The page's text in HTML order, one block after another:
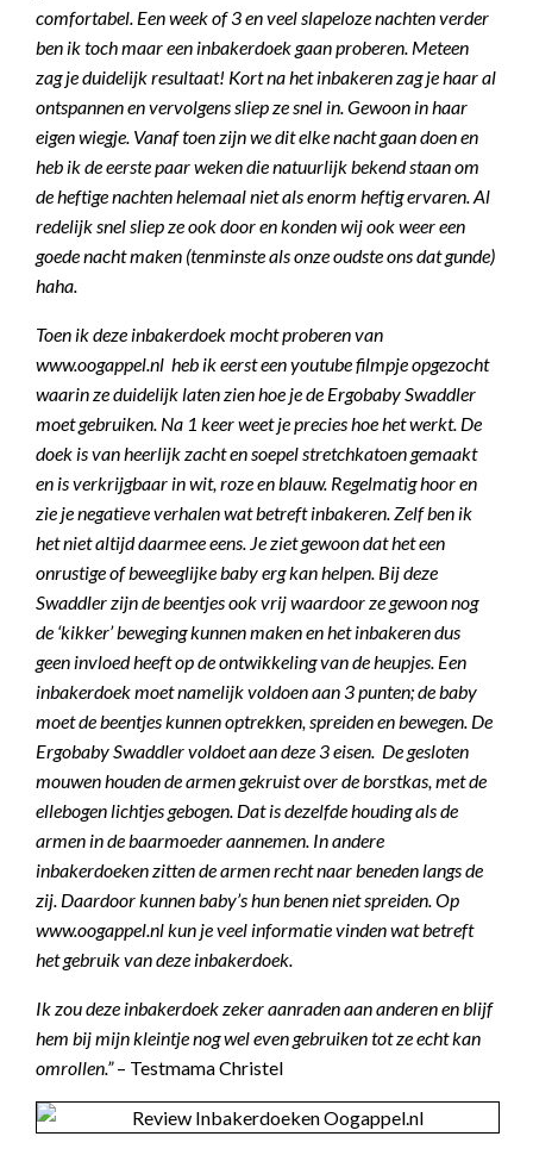
comfortabel. Een week of 3 en veel slapeloze nachten verder
ben ik toch maar een inbakerdoek gaan proberen. Meteen
zag je duidelijk resultaat! Kort na het inbakeren zag je haar al
ontspannen en vervolgens sliep ze snel in. Gewoon in haar
eigen wiegje. Vanaf toen zijn we dit elke nacht gaan doen en
heb ik de eerste paar weken die natuurlijk bekend staan om
de heftige nachten helemaal niet als enorm heftig ervaren. Al
redelijk snel sliep ze ook door en konden wij ook weer een
goede nacht maken (tenminste als onze oudste ons dat gunde)
haha.
Toen ik deze inbakerdoek mocht proberen van
www.oogappel.nl heb ik eerst een youtube filmpje opgezocht
waarin ze duidelijk laten zien hoe je de Ergobaby Swaddler
moet gebruiken. Na 1 keer weet je precies hoe het werkt. De
doek is van heerlijk zacht en soepel stretchkatoen gemaakt
en is verkrijgbaar in wit, roze en blauw. Regelmatig hoor en
zie je negatieve verhalen wat betreft inbakeren. Zelf ben ik
het niet altijd daarmee eens. Je ziet gewoon dat het een
onrustige of beweeglijke baby erg kan helpen. Bij deze
Swaddler zijn de beentjes ook vrij waardoor ze gewoon nog
de ‘kikker’ beweging kunnen maken en het inbakeren dus
geen invloed heeft op de ontwikkeling van de heupjes. Een
inbakerdoek moet namelijk voldoen aan 3 punten; de baby
moet de beentjes kunnen optrekken, spreiden en bewegen. De
Ergobaby Swaddler voldoet aan deze 3 eisen. De gesloten
mouwen houden de armen gekruist over de borstkas, met de
ellebogen lichtjes gebogen. Dat is dezelfde houding als de
armen in de baarmoeder aannemen. In andere
inbakerdoeken zitten de armen recht naar beneden langs de
zij. Daardoor kunnen baby’s hun benen niet spreiden. Op
www.oogappel.nl kun je veel informatie vinden wat betreft
het gebruik van deze inbakerdoek.
Ik zou deze inbakerdoek zeker aanraden aan anderen en blijf
hem bij mijn kleintje nog wel even gebruiken tot ze echt kan
omrollen.”– Testmama Christel